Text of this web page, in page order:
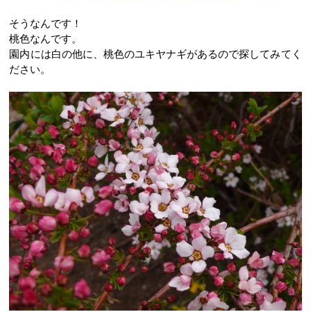
そうなんです！
桃色なんです。
園内には白の他に、桃色のユキヤナギがあるので探してみてく
ださい。